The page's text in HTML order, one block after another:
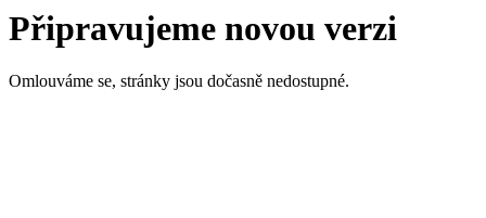
Připravujeme novou verzi
Omlouváme se, stránky jsou dočasně nedostupné.